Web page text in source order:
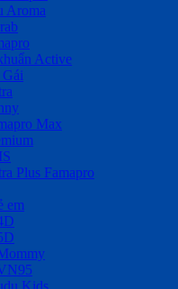
Aroma
Active
Max
Plus Famapro
em
Kids